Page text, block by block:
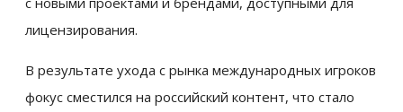
лицензирования.
В результате ухода с рынка международных игроков
фокус сместился на российский контент, что стало